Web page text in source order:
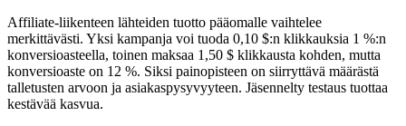
Affiliate-liikenteen lähteiden tuotto pääomalle vaihtelee
merkittävästi. Yksi kampanja voi tuoda 0,10 $:n klikkauksia 1 %:n
konversioasteella, toinen maksaa 1,50 $ klikkausta kohden, mutta
konversioaste on 12 %. Siksi painopisteen on siirryttävä määrästä
talletusten arvoon ja asiakaspysyvyyteen. Jäsennelty testaus tuottaa
kestävää kasvua.